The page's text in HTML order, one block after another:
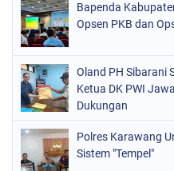
Bapenda
Opsen PKB dan
Oland PH Sibarani
Ketua DK PWI
Dukungan
Polres Karawang
Sistem "Tempel"